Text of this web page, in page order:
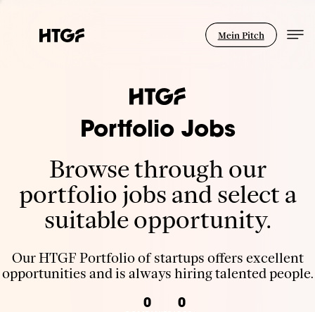
Mein Pitch
Portfolio Jobs
Browse through our
portfolio jobs and select a
suitable opportunity.
Our HTGF Portfolio of startups offers excellent
opportunities and is always hiring talented people.
0 0